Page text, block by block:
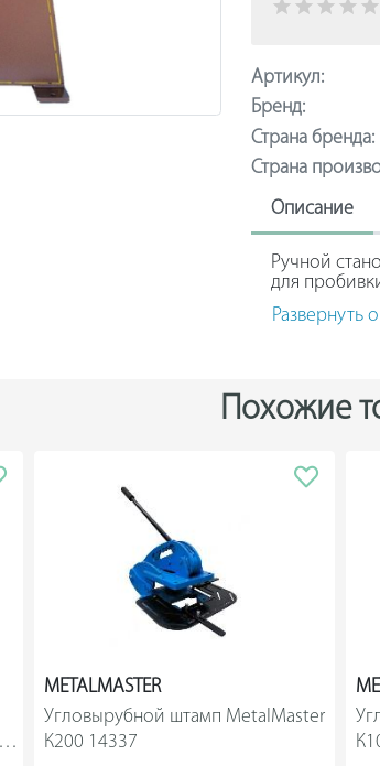
Артикул:
Бренд:
Страна бренда:
Страна
Описание
Ручной
для
заготовках
Пробивка
Пробивка
Развернуть
Похожие
METALMASTER
Угловырубной штамп MetalMaster